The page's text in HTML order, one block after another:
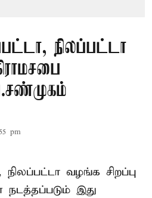
நிலப்பட்டா
pm
வழங்க சிறப்பு
நடத்தப்படும் இது